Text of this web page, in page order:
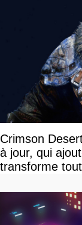
Crimson
à jour, qui
transforme